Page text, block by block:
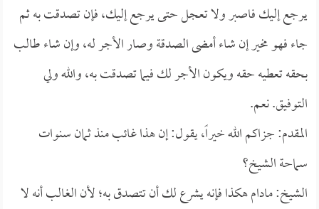
يرجع إليك فاصبر ولا تعجل حتى يرجع إليك، فإن تصدقت به ثم
جاء فهو مخير إن شاء أمضى الصدقة وصار الأجر له، وإن شاء طالب
بحقه تعطيه حقه ويكون الأجر لك فيما تصدقت به، والله ولي
التوفيق. نعم.
المقدم: جزاكم الله خيراً، يقول: إن هذا غائب منذ ثمان سنوات
سماحة الشيخ؟
الشيخ: مادام هكذا فإنه يشرع لك أن تتصدق به؛ لأن الغالب أنه لا